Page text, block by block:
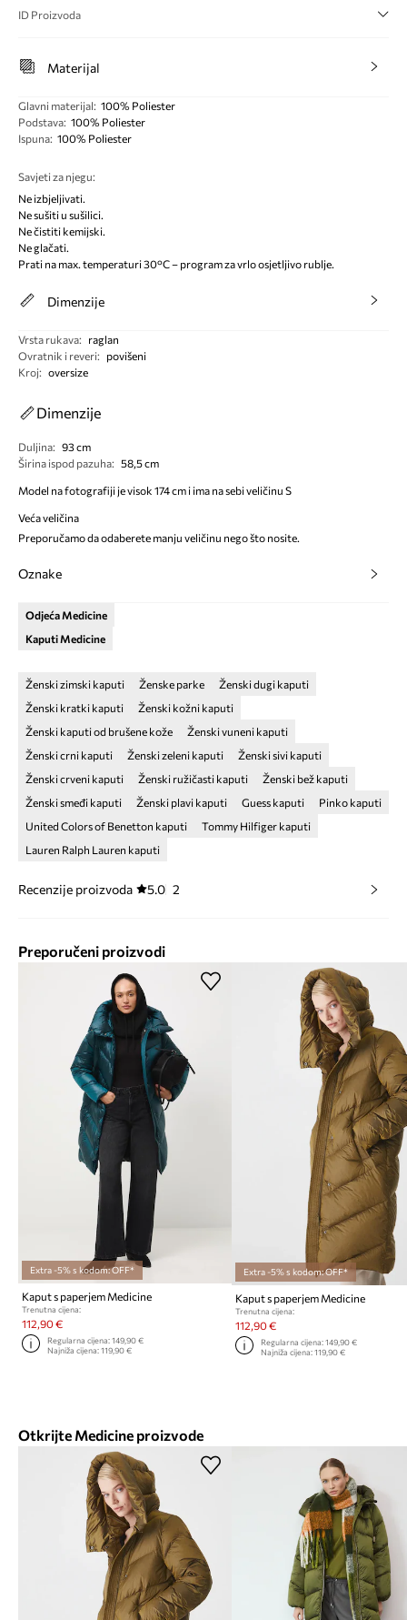
ID Proizvoda
Materijal
Glavni materijal: 100% Poliester
Podstava: 100% Poliester
Ispuna: 100% Poliester
Savjeti za njegu:
Ne izbjeljivati.
Ne sušiti u sušilici.
Ne čistiti kemijski.
Ne glačati.
Prati na max. temperaturi 30°C – program za vrlo osjetljivo rublje.
Dimenzije
Vrsta rukava:
raglan
Ovratnik i reveri:
povišeni
Kroj: oversize
Dimenzije
Duljina: 93 cm
Širina ispod pazuha: 58,5 cm
Model na fotografiji je visok 174 cm i ima na sebi veličinu S
Veća veličina
Preporučamo da odaberete manju veličinu nego što nosite.
Oznake
Odjeća Medicine
Kaputi Medicine
Ženski zimski kaputi Ženske parke
Ženski dugi kaputi
Ženski kratki kaputi
Ženski kožni kaputi
Ženski kaputi od brušene kože
Ženski vuneni kaputi
Ženski crni kaputi
Ženski zeleni kaputi
Ženski sivi kaputi
Ženski crveni kaputi
Ženski ružičasti kaputi
Ženski bež kaputi
Ženski smeđi kaputi
Ženski plavi kaputi Guess kaputi
Pinko kaputi
United Colors of Benetton kaputi
Tommy Hilfiger kaputi
Lauren Ralph Lauren kaputi
Recenzije proizvoda 5.0 2
Preporučeni proizvodi
Extra -5% s kodom: OFF*
Kaput s paperjem Medicine
Trenutna cijena:
112,90 €
Regularna cijena:149,90 €
Najniža cijena:119,90 €
Extra -5% s kodom: OFF*
Kaput s paperjem Medicine
Trenutna cijena:
112,90 €
Regularna cijena: 149,90 €
Najniža cijena: 119,90 €
Otkrijte Medicine proizvode